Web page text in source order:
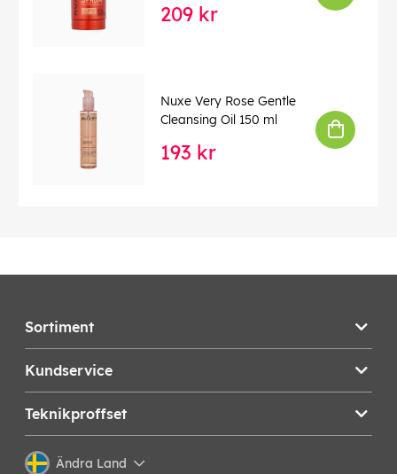
209 kr
Nuxe Very Rose Gentle
Cleansing Oil 150 ml
193 kr
Sortiment
Kundservice
Teknikproffset
Ändra Land